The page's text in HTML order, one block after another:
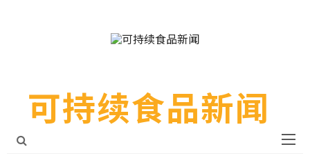
可持续食品新闻